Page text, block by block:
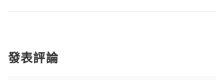
發表評論